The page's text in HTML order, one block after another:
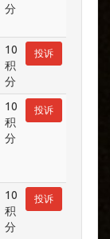
分
10
积
分
投诉
10
积
分
投诉
10
积
分
投诉